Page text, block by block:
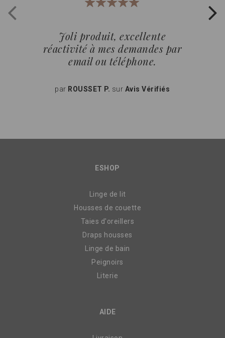
Joli produit, excellente
réactivité à mes demandes par
email ou téléphone.
par ROUSSET P. sur Avis Vérifiés
ESHOP
Linge de lit
Housses de couette
Taies d'oreillers
Draps housses
Linge de bain
Peignoirs
Literie
AIDE